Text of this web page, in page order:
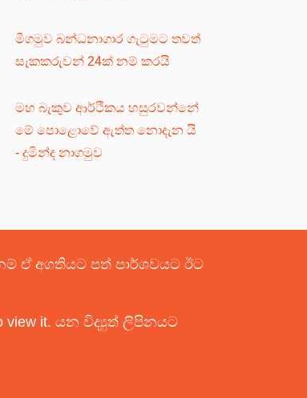
මීගමුව බන්ධනාගාර ගැටුමට තවත්
සැකකරුවන් 24ක් නම් කරයි
මහ බැකුව ආර්ථිකය හසුරවන්නේ
මේ පොළොවේ ඇත්ත නොදැන යි
- දුමින්ද නාගමුව
ඒ අගතියට පත් පාර්ශවයට ඊට
view it. යන විද්‍යුත් ලිපිනයට